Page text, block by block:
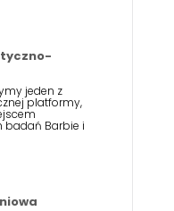
jeden z
platformy,
badań Barbie i